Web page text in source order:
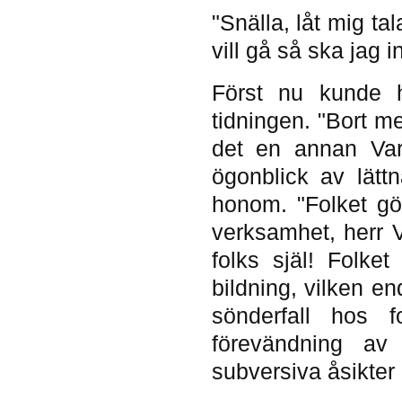
"Snälla, låt mig
vill gå så ska jag
Först nu kunde
tidningen. "Bort
det en annan
ögonblick av
honom. "Folket
verksamhet, herr
folks själ! Folket
bildning, vilken
sönderfall hos
förevändning
subversiva